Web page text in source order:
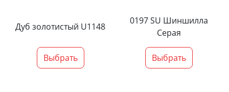
Дуб золотистый U1148
Выбрать
0197 SU Шиншилла
Серая
Выбрать